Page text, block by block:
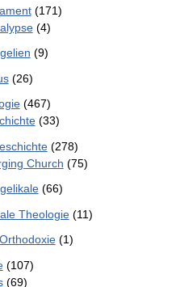
(171)
(4)
(9)
(26)
(467)
(33)
(278)
Church (75)
(66)
Theologie(11)
(1)
(107)
(69)